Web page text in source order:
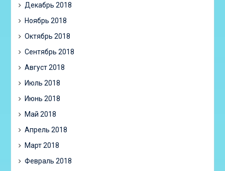
Декабрь 2018
Ноябрь 2018
Октябрь 2018
Сентябрь 2018
Август 2018
Июль 2018
Июнь 2018
Май 2018
Апрель 2018
Март 2018
Февраль 2018